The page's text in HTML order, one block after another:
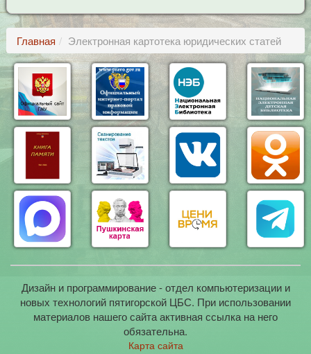
Главная Электронная картотека юридических статей
Дизайн и программирование - отдел компьютеризации и
новых технологий пятигорской ЦБС. При использовании
материалов нашего сайта активная ссылка на него
обязательна.
Карта сайта